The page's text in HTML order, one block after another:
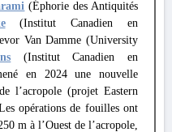
(Éphorie des Antiquités
(Institut Canadien en
Van Damme (University
(Institut Canadien en
en 2024 une nouvelle
l’acropole (projet Eastern
opérations de fouilles ont
m à l’Ouest de l’acropole,